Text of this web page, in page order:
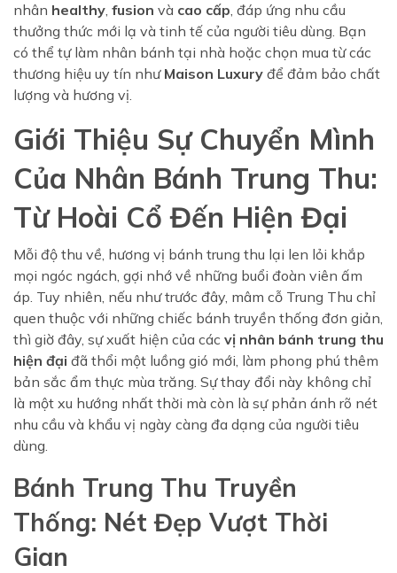
nhân healthy, fusion và cao cấp, đáp ứng nhu cầu
thưởng thức mới lạ và tinh tế của người tiêu dùng. Bạn
có thể tự làm nhân bánh tại nhà hoặc chọn mua từ các
thương hiệu uy tín như Maison Luxury để đảm bảo chất
lượng và hương vị.
Giới Thiệu Sự Chuyển Mình
Của Nhân Bánh Trung Thu:
Từ Hoài Cổ Đến Hiện Đại
Mỗi độ thu về, hương vị bánh trung thu lại len lỏi khắp
mọi ngóc ngách, gợi nhớ về những buổi đoàn viên ấm
áp. Tuy nhiên, nếu như trước đây, mâm cỗ Trung Thu chỉ
quen thuộc với những chiếc bánh truyền thống đơn giản,
thì giờ đây, sự xuất hiện của các vị nhân bánh trung thu
hiện đại đã thổi một luồng gió mới, làm phong phú thêm
bản sắc ẩm thực mùa trăng. Sự thay đổi này không chỉ
là một xu hướng nhất thời mà còn là sự phản ánh rõ nét
nhu cầu và khẩu vị ngày càng đa dạng của người tiêu
dùng.
Bánh Trung Thu Truyền
Thống: Nét Đẹp Vượt Thời
Gian